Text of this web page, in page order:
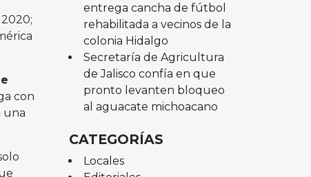
con
una
entrega cancha de fútbol
rehabilitada a vecinos de la
colonia Hidalgo
Secretaría de Agricultura
de Jalisco confía en que
pronto levanten bloqueo
al aguacate michoacano
CATEGORÍAS
Locales